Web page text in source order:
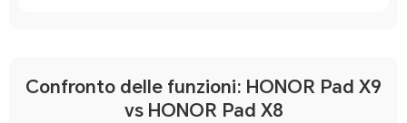
Confronto delle funzioni: HONOR Pad X9
vs HONOR Pad X8